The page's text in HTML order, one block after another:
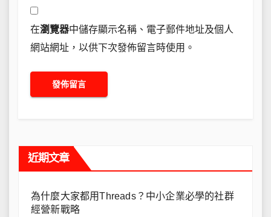
在瀏覽器中儲存顯示名稱、電子郵件地址及個人
網站網址，以供下次發佈留言時使用。
近期文章
為什麼大家都用Threads？中小企業必學的社群
經營新戰略